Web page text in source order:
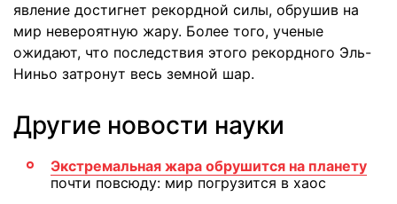
явление достигнет рекордной силы, обрушив на
мир невероятную жару. Более того, ученые
ожидают, что последствия этого рекордного Эль-
Ниньо затронут весь земной шар.
Другие новости науки
Экстремальная жара обрушится на планету
почти повсюду: мир погрузится в хаос